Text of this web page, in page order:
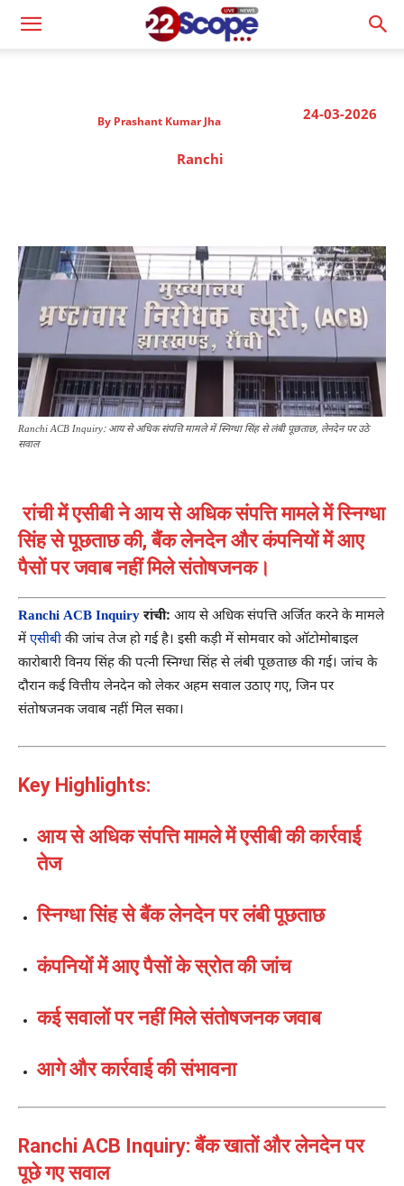
24-03-2026
By Prashant Kumar Jha
Ranchi
Ranchi ACB Inquiry: आय से अधिक संपत्ति मामले में स्निग्धा सिंह से लंबी पूछताछ, लेनदेन पर उठे
सवाल
रांची में एसीबी ने आय से अधिक संपत्ति मामले में स्निग्धा
सिंह से पूछताछ की, बैंक लेनदेन और कंपनियों में आए
पैसों पर जवाब नहीं मिले संतोषजनक।
Ranchi ACB Inquiry रांची: आय से अधिक संपत्ति अर्जित करने के मामले
मेंएसीबीकी जांच तेज हो गई है। इसी कड़ी में सोमवार को ऑटोमोबाइल
कारोबारी विनय सिंह की पत्नी स्निग्धा सिंह से लंबी पूछताछ की गई। जांच के
दौरान कई वित्तीय लेनदेन को लेकर अहम सवाल उठाए गए, जिन पर
संतोषजनक जवाब नहीं मिल सका।
Key Highlights:
आय से अधिक संपत्ति मामले में एसीबी की कार्रवाई
तेज
स्निग्धा सिंह से बैंक लेनदेन पर लंबी पूछताछ
कंपनियों में आए पैसों के स्रोत की जांच
कई सवालों पर नहीं मिले संतोषजनक जवाब
आगे और कार्रवाई की संभावना
Ranchi ACB Inquiry: बैंक खातों और लेनदेन पर
पूछे गए सवाल